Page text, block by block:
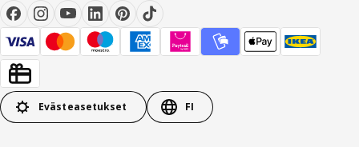
Evästeasetukset FI